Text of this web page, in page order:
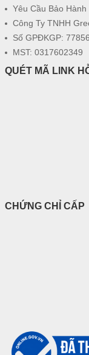
Yêu Cầu Bảo Hành
Công Ty TNHH
Số GPĐKGP:
MST: 0317602349
QUÉT MÃ LINK
CHỨNG CHỈ CẤP